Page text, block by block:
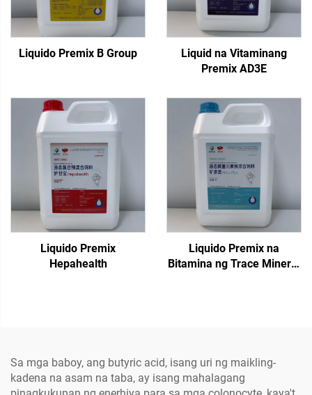
Liquido Premix B Group
Liquid na Vitaminang
Premix AD3E
Liquido Premix
Hepahealth
Liquido Premix na
Bitamina ng Trace Mineral
Sa mga baboy, ang butyric acid, isang uri ng maikling-
kadena na asam na taba, ay isang mahalagang